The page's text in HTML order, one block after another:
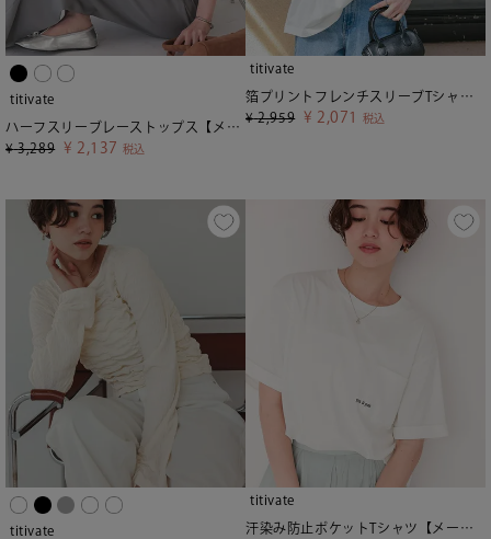
titivate
ハーフスリーブレーストップス【メール便可／90】
¥ 3,289 ¥ 2,137 税込
titivate
箔プリントフレンチスリーブTシャツ【メール便可／90】
¥ 2,959 ¥ 2,071 税込
titivate
titivate
汗染み防止ポケットTシャツ【メール便可／100】